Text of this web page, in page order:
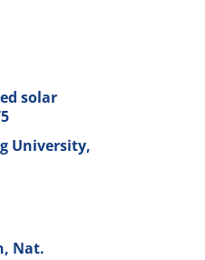
solar
University,
Nat.